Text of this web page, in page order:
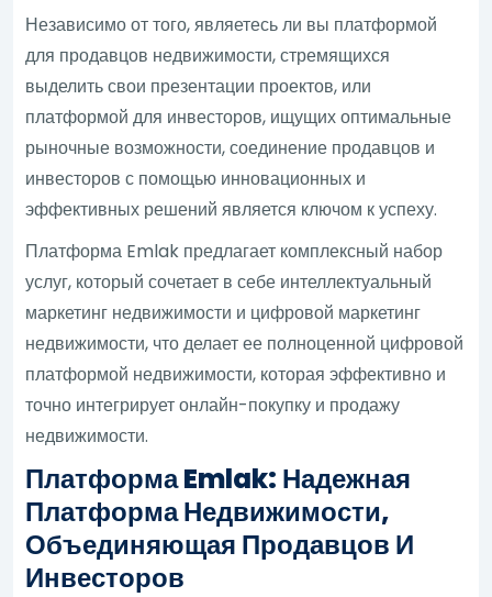
Независимо от того, являетесь ли вы платформой
для продавцов недвижимости, стремящихся
выделить свои презентации проектов, или
платформой для инвесторов, ищущих оптимальные
рыночные возможности, соединение продавцов и
инвесторов с помощью инновационных и
эффективных решений является ключом к успеху.
Платформа Emlak предлагает комплексный набор
услуг, который сочетает в себе интеллектуальный
маркетинг недвижимости и цифровой маркетинг
недвижимости, что делает ее полноценной цифровой
платформой недвижимости, которая эффективно и
точно интегрирует онлайн-покупку и продажу
недвижимости.
Платформа Emlak: Надежная
Платформа Недвижимости,
Объединяющая Продавцов И
Инвесторов